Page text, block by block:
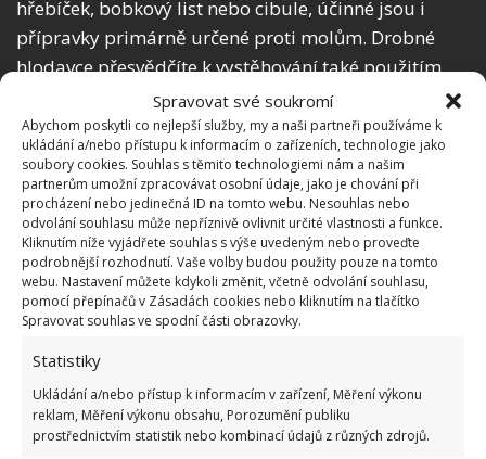
Spravovat své soukromí
Abychom poskytli co nejlepší služby, my a naši partneři používáme k
ukládání a/nebo přístupu k informacím o zařízeních, technologie jako
soubory cookies. Souhlas s těmito technologiemi nám a našim
partnerům umožní zpracovávat osobní údaje, jako je chování při
procházení nebo jedinečná ID na tomto webu. Nesouhlas nebo
odvolání souhlasu může nepříznivě ovlivnit určité vlastnosti a funkce.
Kliknutím níže vyjádřete souhlas s výše uvedeným nebo proveďte
podrobnější rozhodnutí. Vaše volby budou použity pouze na tomto
webu. Nastavení můžete kdykoli změnit, včetně odvolání souhlasu,
pomocí přepínačů v Zásadách cookies nebo kliknutím na tlačítko
Spravovat souhlas ve spodní části obrazovky.
Statistiky
Ukládání a/nebo přístup k informacím v zařízení, Měření výkonu
reklam, Měření výkonu obsahu, Porozumění publiku
prostřednictvím statistik nebo kombinací údajů z různých zdrojů.
hřebíček, bobkový list nebo cibule, účinné jsou i
přípravky primárně určené proti molům. Drobné
hlodavce přesvědčíte k vystěhování také použitím
Fotografie: Pixabay